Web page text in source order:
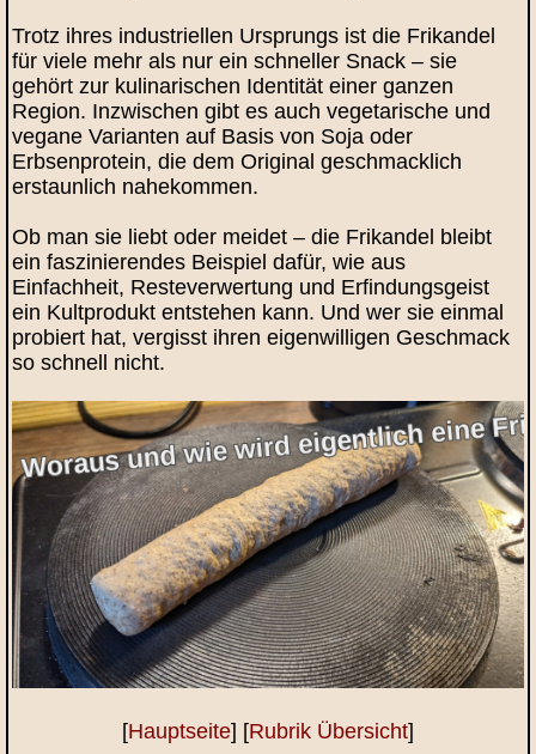
Trotz ihres industriellen Ursprungs ist die Frikandel
für viele mehr als nur ein schneller Snack – sie
gehört zur kulinarischen Identität einer ganzen
Region. Inzwischen gibt es auch vegetarische und
vegane Varianten auf Basis von Soja oder
Erbsenprotein, die dem Original geschmacklich
erstaunlich nahekommen.
Ob man sie liebt oder meidet – die Frikandel bleibt
ein faszinierendes Beispiel dafür, wie aus
Einfachheit, Resteverwertung und Erfindungsgeist
ein Kultprodukt entstehen kann. Und wer sie einmal
probiert hat, vergisst ihren eigenwilligen Geschmack
so schnell nicht.
[Hauptseite] [Rubrik Übersicht]